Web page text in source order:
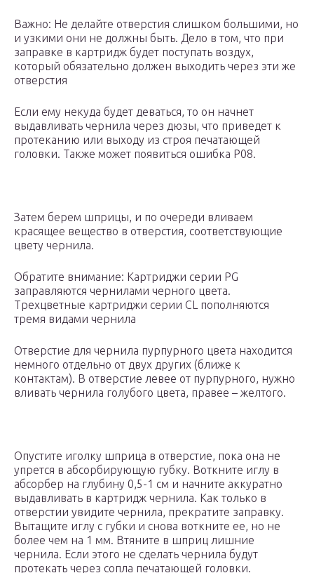
Важно: Не делайте отверстия слишком большими, но
и узкими они не должны быть. Дело в том, что при
заправке в картридж будет поступать воздух,
который обязательно должен выходить через эти же
отверстия
Если ему некуда будет деваться, то он начнет
выдавливать чернила через дюзы, что приведет к
протеканию или выходу из строя печатающей
головки. Также может появиться ошибка P08.
Затем берем шприцы, и по очереди вливаем
красящее вещество в отверстия, соответствующие
цвету чернила.
Обратите внимание: Картриджи серии PG
заправляются чернилами черного цвета.
Трехцветные картриджи серии CL пополняются
тремя видами чернила
Отверстие для чернила пурпурного цвета находится
немного отдельно от двух других (ближе к
контактам). В отверстие левее от пурпурного, нужно
вливать чернила голубого цвета, правее – желтого.
Опустите иголку шприца в отверстие, пока она не
упрется в абсорбирующую губку. Воткните иглу в
абсорбер на глубину 0,5-1 см и начните аккуратно
выдавливать в картридж чернила. Как только в
отверстии увидите чернила, прекратите заправку.
Вытащите иглу с губки и снова воткните ее, но не
более чем на 1 мм. Втяните в шприц лишние
чернила. Если этого не сделать чернила будут
протекать через сопла печатающей головки.